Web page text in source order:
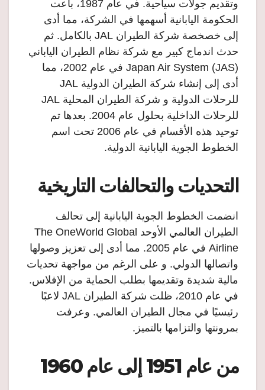
وتقديم جولات سياحية. في عام 1987، باعت
الحكومة اليابانية أسهمها في الشركة، مما أدى
إلى خصخصة شركة الطيران JAL بالكامل. ثم
حدث اندماج كبير مع شركة نظام الطيران الياباني
(Japan Air System (JAS في عام 2002، مما
أدى إلى إنشاء شركة الطيران الدولية JAL
للرحلات الدولية و شركة الطيران المحلية JAL
للرحلات الداخلية بحلول عام 2004. بعدها تم
توحيد هذه الأقسام في عام 2006 تحت اسم
الخطوط الجوية اليابانية الدولية.
التحديات والتحالفات التاريخية
انضمت الخطوط الجوية اليابانية إلى تحالف
الطيران العالمي الأوحد The OneWorld Global
Airline في عام 2005. مما أدى إلى تعزيز وصولها
واتصالها الدولي. و على الرغم من مواجهة تحديات
مالية شديدة وتقديمها بطلب الحماية من الإفلاس.
في عام 2010، ظلت شركة الطيران JAL لاعبًا
رئيسيًا في مجال الطيران العالمي. وعرفت
بمرونتها والتزامها بالتميز.
من عام 1951 إلى عام 1960